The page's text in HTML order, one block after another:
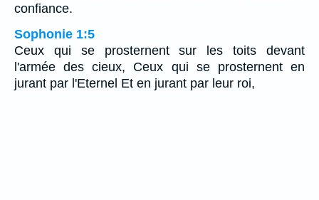
confiance.
Sophonie 1:5
Ceux qui se prosternent sur les toits devant
l'armée des cieux, Ceux qui se prosternent en
jurant par l'Eternel Et en jurant par leur roi,